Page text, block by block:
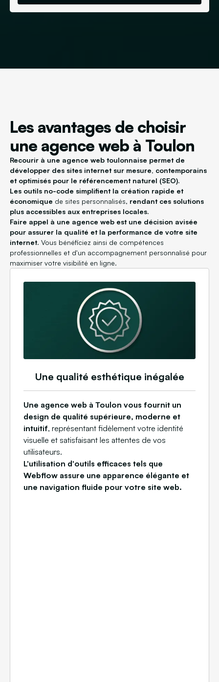
Les avantages de choisir
une agence web à Toulon
Recourir à une agence web toulonnaise permet de
développer des sites internet sur mesure, contemporains
et optimisés pour le référencement naturel (SEO).
Les outils no-code simplifient la création rapide et
économique de sites personnalisés, rendant ces solutions
plus accessibles aux entreprises locales.
Faire appel à une agence web est une décision avisée
pour assurer la qualité et la performance de votre site
internet. Vous bénéficiez ainsi de compétences
professionnelles et d'un accompagnement personnalisé pour
maximiser votre visibilité en ligne.
Une qualité esthétique inégalée
Une agence web à Toulon vous fournit un
design de qualité supérieure, moderne et
intuitif, représentant fidèlement votre identité
visuelle et satisfaisant les attentes de vos
utilisateurs.
L'utilisation d'outils efficaces tels que
Webflow assure une apparence élégante et
une navigation fluide pour votre site web.